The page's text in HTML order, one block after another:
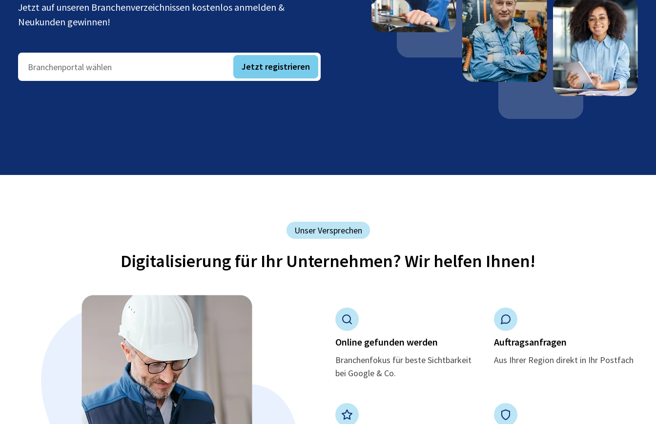
Jetzt auf unseren Branchenverzeichnissen kostenlos anmelden &
Neukunden gewinnen!
Branchenportal wählen Jetzt registrieren
Unser Versprechen
Digitalisierung für Ihr Unternehmen? Wir helfen Ihnen!
Online gefunden werden
Branchenfokus für beste Sichtbarkeit
bei Google & Co.
Auftragsanfragen
Aus Ihrer Region direkt in Ihr Postfach